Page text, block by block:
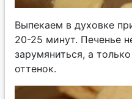
Выпекаем в духовке
20-25 минут. Печенье
зарумяниться, а
оттенок.